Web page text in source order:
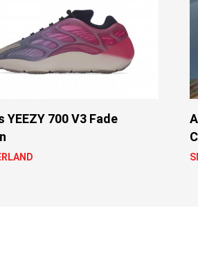
YEEZY 700 V3 Fade